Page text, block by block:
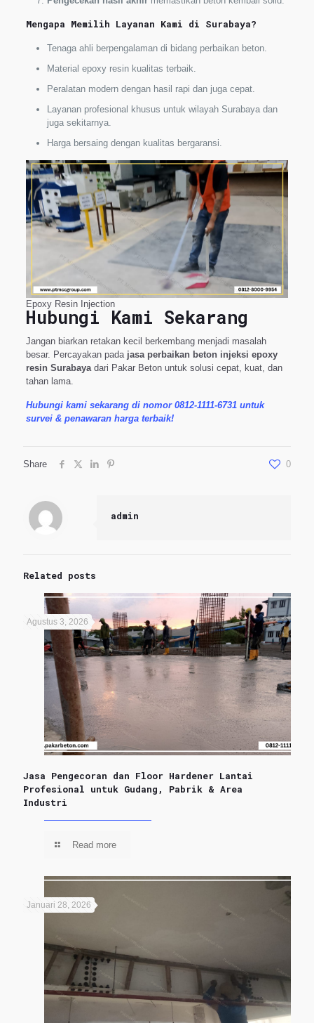
Mengapa Memilih Layanan Kami di Surabaya?
Tenaga ahli berpengalaman di bidang perbaikan beton.
Material epoxy resin kualitas terbaik.
Peralatan modern dengan hasil rapi dan juga cepat.
Layanan profesional khusus untuk wilayah Surabaya dan
juga sekitarnya.
Harga bersaing dengan kualitas bergaransi.
Epoxy Resin Injection
Hubungi Kami Sekarang
Jangan biarkan retakan kecil berkembang menjadi masalah
besar. Percayakan pada jasa perbaikan beton injeksi epoxy
resin Surabayadari Pakar Beton untuk solusi cepat, kuat, dan
tahan lama.
Hubungi kami sekarang di nomor 0812-1111-6731 untuk
survei & penawaran harga terbaik!
Share 0
admin
Related posts
Agustus 3, 2026
Jasa Pengecoran dan Floor Hardener Lantai
Profesional untuk Gudang, Pabrik & Area
Industri
Read more
Januari 28, 2026